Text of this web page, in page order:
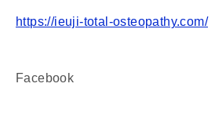
https://ieuji-total-osteopathy.com/
Facebook